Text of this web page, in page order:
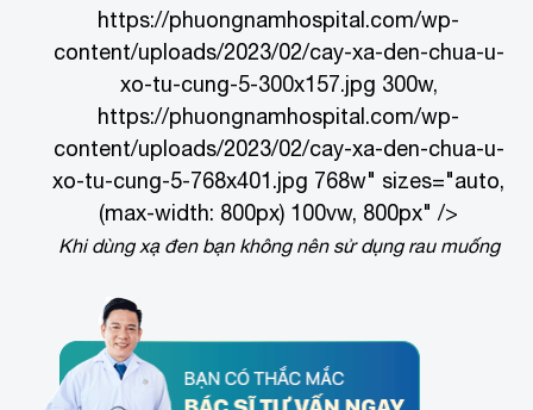
https://phuongnamhospital.com/wp-
content/uploads/2023/02/cay-xa-den-chua-u-
xo-tu-cung-5-300x157.jpg 300w,
https://phuongnamhospital.com/wp-
content/uploads/2023/02/cay-xa-den-chua-u-
xo-tu-cung-5-768x401.jpg 768w" sizes="auto,
(max-width: 800px) 100vw, 800px" />
Khi dùng xạ đen bạn không nên sử dụng rau muống